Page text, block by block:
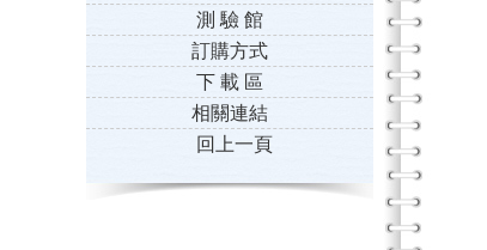
測 驗 館
訂購方式
下 載 區
相關連結
回上一頁